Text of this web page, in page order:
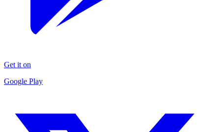
Get it on
Google Play